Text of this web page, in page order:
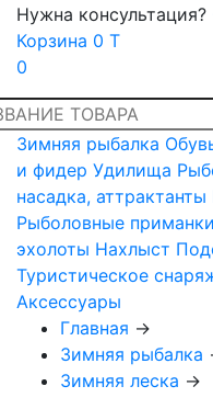
Нужна консультация?
Корзина 0 T
0
Зимняя рыбалка
и фидер Удилища
насадка, аттрактанты
Рыболовные приманки
эхолоты Нахлыст
Туристическое
Аксессуары
Главная →
Зимняя рыбалка
Зимняя леска →